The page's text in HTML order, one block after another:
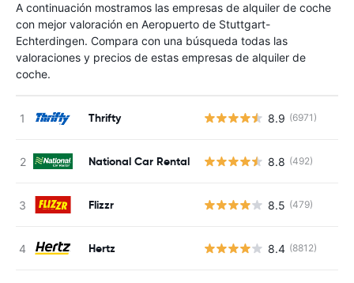
A continuación mostramos las empresas de alquiler de coche
con mejor valoración en Aeropuerto de Stuttgart-
Echterdingen. Compara con una búsqueda todas las
valoraciones y precios de estas empresas de alquiler de
coche.
Thrifty 8.9 (6971)
National Car Rental 8.8 (492)
Flizzr 8.5 (479)
Hertz 8.4 (8812)